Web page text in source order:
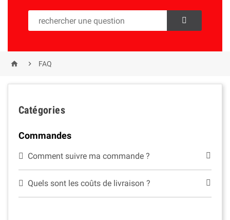
  FAQ
Catégories
Commandes
Comment suivre ma commande ?
Quels sont les coûts de livraison ?